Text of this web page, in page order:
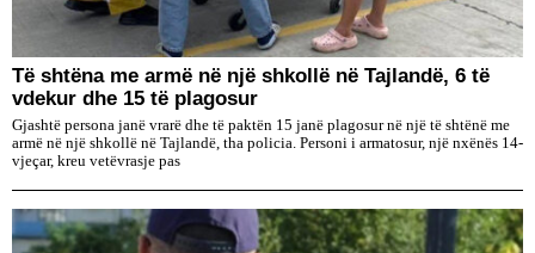
Të shtëna me armë në një shkollë në Tajlandë, 6 të
vdekur dhe 15 të plagosur
Gjashtë persona janë vrarë dhe të paktën 15 janë plagosur në një të shtënë me
armë në një shkollë në Tajlandë, tha policia. Personi i armatosur, një nxënës 14-
vjeçar, kreu vetëvrasje pas